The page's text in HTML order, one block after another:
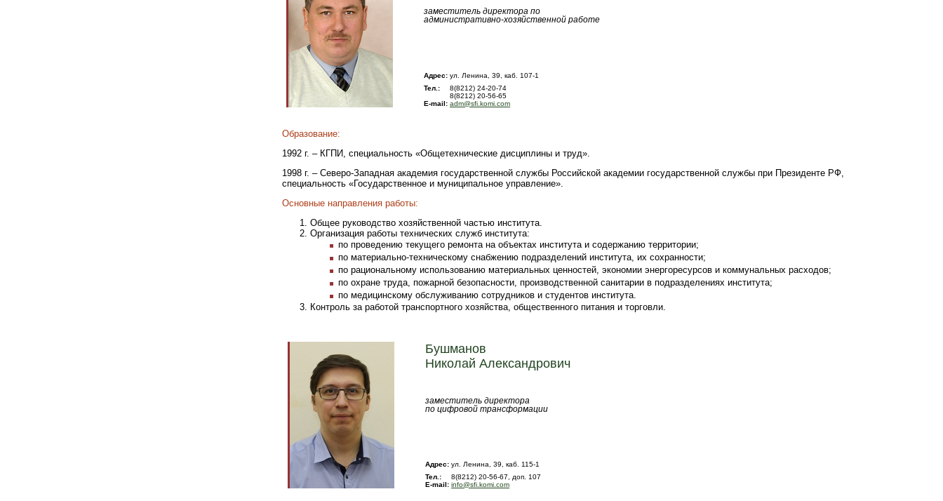
заместитель директора по
административно-хозяйственной работе
Адрес: ул. Ленина, 39, каб. 107-1
Тел.:
8(8212) 24-20-74
8(8212) 20-56-65
E-mail: adm@sfi.komi.com
Образование:
1992 г. – КГПИ, специальность «Общетехнические дисциплины и труд».
1998 г. – Северо-Западная академия государственной службы Российской академии государственной службы при Президенте РФ,
специальность «Государственное и муниципальное управление».
Основные направления работы:
Общее руководство хозяйственной частью института.
Организация работы технических служб института:
по проведению текущего ремонта на объектах института и содержанию территории;
по материально-техническому снабжению подразделений института, их сохранности;
по рациональному использованию материальных ценностей, экономии энергоресурсов и коммунальных расходов;
по охране труда, пожарной безопасности, производственной санитарии в подразделениях института;
по медицинскому обслуживанию сотрудников и студентов института.
Контроль за работой транспортного хозяйства, общественного питания и торговли.
Бушманов
Николай Александрович
заместитель директора
по цифровой трансформации
Адрес: ул. Ленина, 39, каб. 115-1
Тел.:
8(8212) 20-56-67, доп. 107
E-mail: info@sfi.komi.com